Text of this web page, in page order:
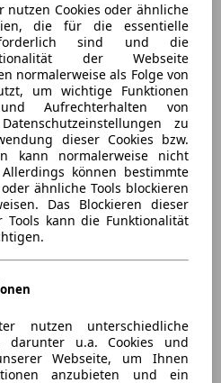
nutzen Cookies oder ähnliche
die für die essentielle
sind und die
der Webseite
normalerweise als Folge von
um wichtige Funktionen
Aufrechterhalten von
zu
dieser Cookies bzw.
kann normalerweise nicht
können bestimmte
ähnliche Tools blockieren
Das Blockieren dieser
Tools kann die Funktionalität
nutzen unterschiedliche
darunter u.a. Cookies und
Webseite, um Ihnen
anzubieten und ein